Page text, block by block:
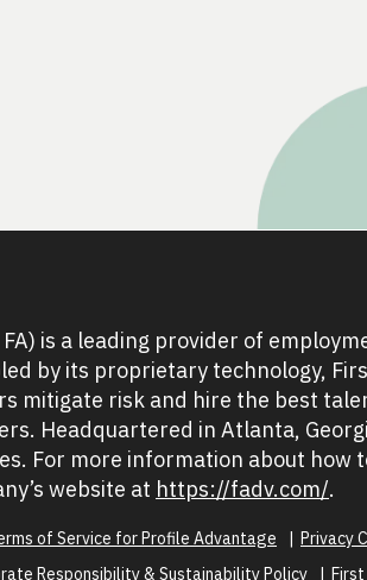
is a leading provider of
by its proprietary technology,
mitigate risk and hire the best
Headquartered in Atlanta,
For more information about
website at https://fadv.com/.
of Service for Profile Advantage Privacy
Responsibility & Sustainability Policy